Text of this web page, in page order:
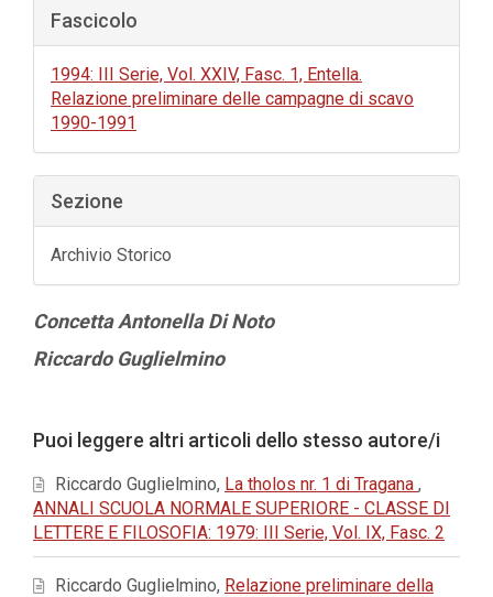
Fascicolo
1994: III Serie, Vol. XXIV, Fasc. 1, Entella.
Relazione preliminare delle campagne di scavo
1990-1991
Sezione
Archivio Storico
Contenuto
principale
dell'articolo
Concetta Antonella Di Noto
Riccardo Guglielmino
dell'articolo
Puoi leggere altri articoli dello stesso autore/i
Riccardo Guglielmino, La tholos nr. 1 di Tragana ,
ANNALI SCUOLA NORMALE SUPERIORE - CLASSE DI
LETTERE E FILOSOFIA: 1979: III Serie, Vol. IX, Fasc. 2
Riccardo Guglielmino, Relazione preliminare della